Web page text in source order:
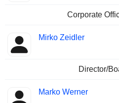
Corporate
Mirko Zeidler
Director/
Marko Werner